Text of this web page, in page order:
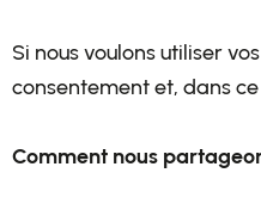
Si nous voulons utiliser
consentement et, dans
Comment nous